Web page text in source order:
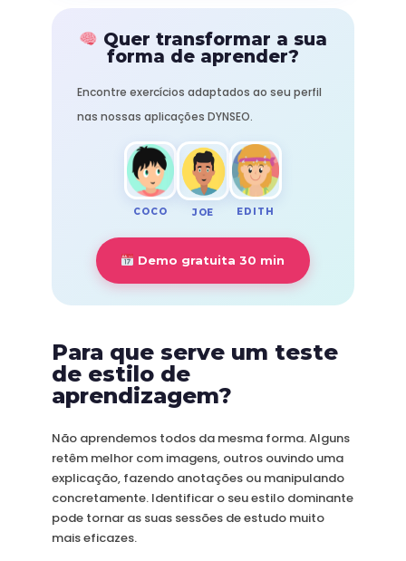
Quer transformar a sua
forma de aprender?
Encontre exercícios adaptados ao seu perfil
nas nossas aplicações DYNSEO.
COCO JOE EDITH
Demo gratuita 30 min
Para que serve um teste
de estilo de
aprendizagem?
Não aprendemos todos da mesma forma. Alguns
retêm melhor com imagens, outros ouvindo uma
explicação, fazendo anotações ou manipulando
concretamente. Identificar o seu estilo dominante
pode tornar as suas sessões de estudo muito
mais eficazes.